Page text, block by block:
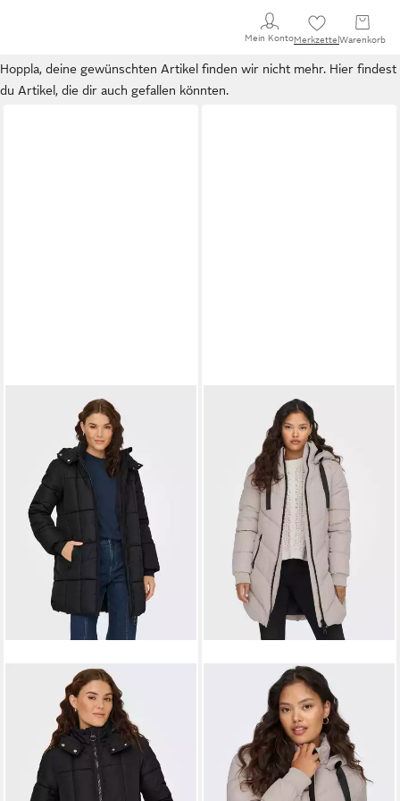
Mein KontoMerkzettel Warenkorb
Hoppla, deine gewünschten Artikel finden wir nicht mehr. Hier findest
du Artikel, die dir auch gefallen könnten.